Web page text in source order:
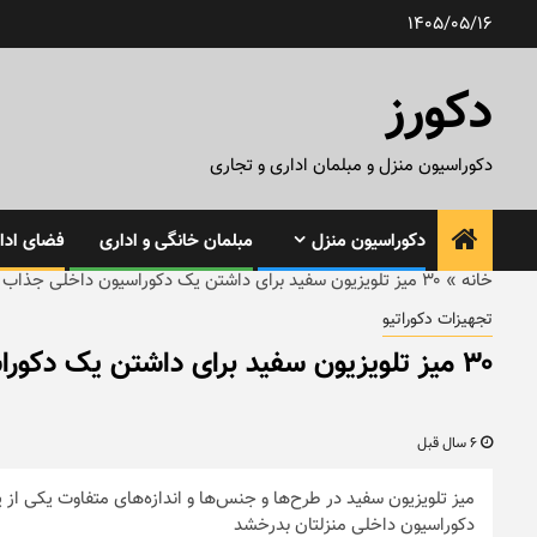
1405/05/16
دکورز
دکوراسیون منزل و مبلمان اداری و تجاری
دکوراسیون منزل مبلمان خانگی و اداری فضای
خانه » ۳۰ میز تلویزیون سفید برای داشتن یک دکوراسیون داخلی جذاب
تجهیزات دکوراتیو
۳۰ میز تلویزیون سفید برای داشتن یک دکوراسیون داخلی جذاب
میز تلویزیون سفید در طرح‌ها و جنس‌ها و اندازه‌های متفاوت یکی
دکوراسیون داخلی منزلتان بدرخشد